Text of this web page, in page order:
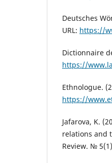
Deutsches
URL: https://
Dictionnaire
https://
Ethnologue.
https://
Jafarova, K.
relations and
Review. №